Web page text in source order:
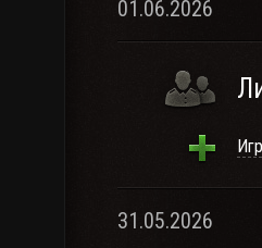
01.06.2026
31.05.2026